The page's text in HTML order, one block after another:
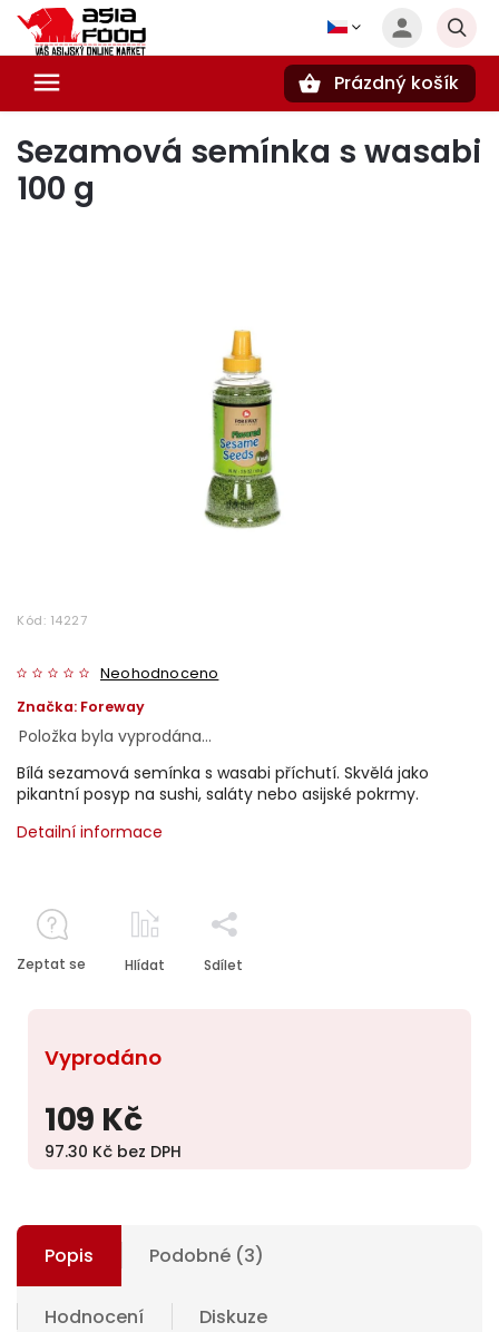
Prázdný košík
Sezamová semínka s wasabi
100 g
Kód: 14227
Neohodnoceno
Značka: Foreway
109 Kč
97.30 Kč bez DPH
Vyprodáno
Položka byla vyprodána…
Bílá sezamová semínka s wasabi příchutí. Skvělá jako
pikantní posyp na sushi, saláty nebo asijské pokrmy.
Detailní informace
Zeptat se Hlídat Sdílet
Popis Podobné (3)
Hodnocení Diskuze